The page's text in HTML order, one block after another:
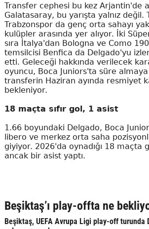
Transfer cephesi bu kez Arjantin'de
Galatasaray, bu yarışta yalnız değil.
Trabzonspor da genç orta sahayı
kulüpler arasında yer alıyor. İki
sıra İtalya'dan Bologna ve Como
temsilcisi Benfica da Delgado'yu
etti. Geleceği hakkında verilecek
oyuncu, Boca Juniors'ta süre
transferin Haziran ayında resmiyet
bekleniyor.
18 maçta sıfır gol, 1 asist
1.66 boyundaki Delgado, Boca
libero ve merkez orta saha
giyiyor. 2026'da oynadığı 18 maçta
ancak bir asist yaptı.
Beşiktaş’ı play-offta ne
Beşiktaş, UEFA Avrupa Ligi play-off turunda